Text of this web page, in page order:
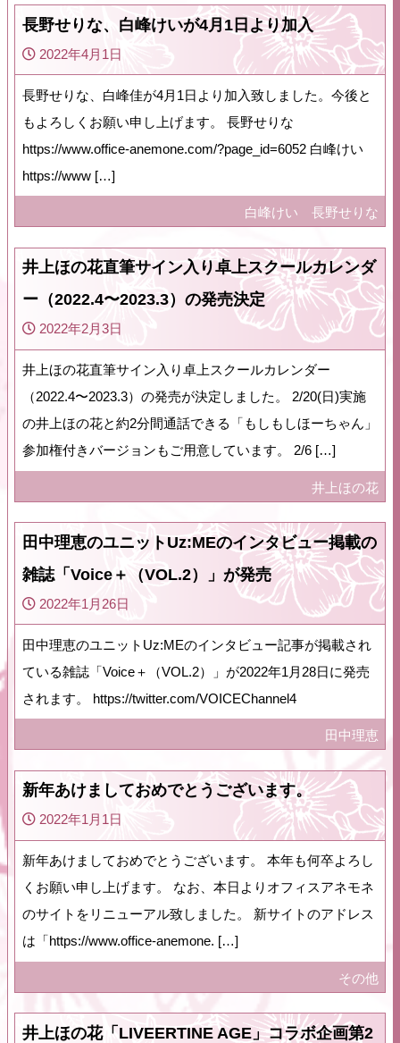
長野せりな、白峰けいが4月1日より加入
2022年4月1日
長野せりな、白峰佳が4月1日より加入致しました。今後と
もよろしくお願い申し上げます。 長野せりな
https://www.office-anemone.com/?page_id=6052 白峰けい
https://www […]
白峰けい 長野せりな
井上ほの花直筆サイン入り卓上スクールカレンダ
ー（2022.4〜2023.3）の発売決定
2022年2月3日
井上ほの花直筆サイン入り卓上スクールカレンダー
（2022.4〜2023.3）の発売が決定しました。 2/20(日)実施
の井上ほの花と約2分間通話できる「もしもしほーちゃん」
参加権付きバージョンもご用意しています。 2/6 […]
井上ほの花
田中理恵のユニットUz:MEのインタビュー掲載の
雑誌「Voice＋（VOL.2）」が発売
2022年1月26日
田中理恵のユニットUz:MEのインタビュー記事が掲載され
ている雑誌「Voice＋（VOL.2）」が2022年1月28日に発売
されます。 https://twitter.com/VOICEChannel4
田中理恵
新年あけましておめでとうございます。
2022年1月1日
新年あけましておめでとうございます。 本年も何卒よろし
くお願い申し上げます。 なお、本日よりオフィスアネモネ
のサイトをリニューアル致しました。 新サイトのアドレス
は「https://www.office-anemone. […]
その他
井上ほの花「LIVEERTINE AGE」コラボ企画第2